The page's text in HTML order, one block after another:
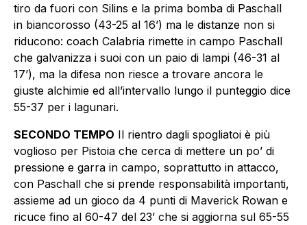
tiro da fuori con Silins e la prima bomba di Paschall
in biancorosso (43-25 al 16’) ma le distanze non si
riducono: coach Calabria rimette in campo Paschall
che galvanizza i suoi con un paio di lampi (46-31 al
17’), ma la difesa non riesce a trovare ancora le
giuste alchimie ed all’intervallo lungo il punteggio dice
55-37 per i lagunari.
SECONDO TEMPO Il rientro dagli spogliatoi è più
voglioso per Pistoia che cerca di mettere un po’ di
pressione e garra in campo, soprattutto in attacco,
con Paschall che si prende responsabilità importanti,
assieme ad un gioco da 4 punti di Maverick Rowan e
ricuce fino al 60-47 del 23’ che si aggiorna sul 65-55